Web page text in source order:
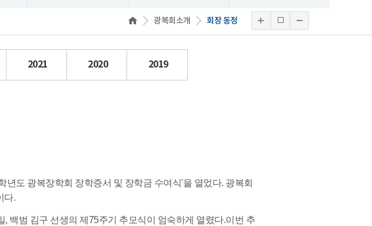
광복회소개 회장 동정
2021 2020 2019
도 광복장학회 장학증서 및 장학금 수여식'을 열었다. 광복회
다.
백범 김구 선생의 제75주기 추모식이 엄숙하게 열렸다.이번 추